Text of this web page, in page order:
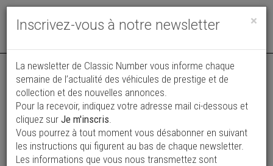
Toggle
Vos annonces vues par
plus de 4 millions de collectionneurs
×
Inscrivez-vous à notre newsletter
La newsletter de Classic Number vous informe chaque
semaine de l’actualité des véhicules de prestige et de
collection et des nouvelles annonces.
Pour la recevoir, indiquez votre adresse mail ci-dessous et
cliquez sur Je m'inscris.
Vous pourrez à tout moment vous désabonner en suivant
les instructions qui figurent au bas de chaque newsletter.
Les informations que vous nous transmettez sont